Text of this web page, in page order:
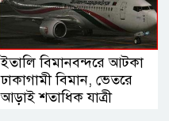
ইতালি বিমানবন্দরে আটকা
ঢাকাগামী বিমান, ভেতরে
আড়াই শতাধিক যাত্রী